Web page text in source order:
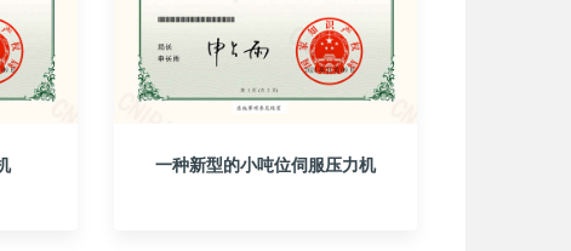
一种新型的小吨位伺服压力机